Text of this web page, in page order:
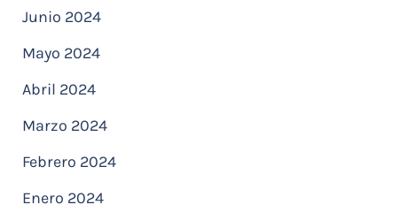
Junio 2024
Mayo 2024
Abril 2024
Marzo 2024
Febrero 2024
Enero 2024